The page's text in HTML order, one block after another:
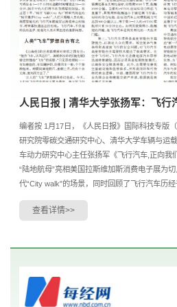
人民日报 | 清华大学张扬军：飞行
编者按 1月17日，《人民日报》国际科技专版
研究院零碳交通研究中心、清华大学车辆与运
车动力研究中心主任张扬军《飞行汽车,正向我
“陆地航母”亮相美国拉斯维加斯消费电子展为
代“City walk"的场景，同时回顾了飞行汽车历
查看详情>>